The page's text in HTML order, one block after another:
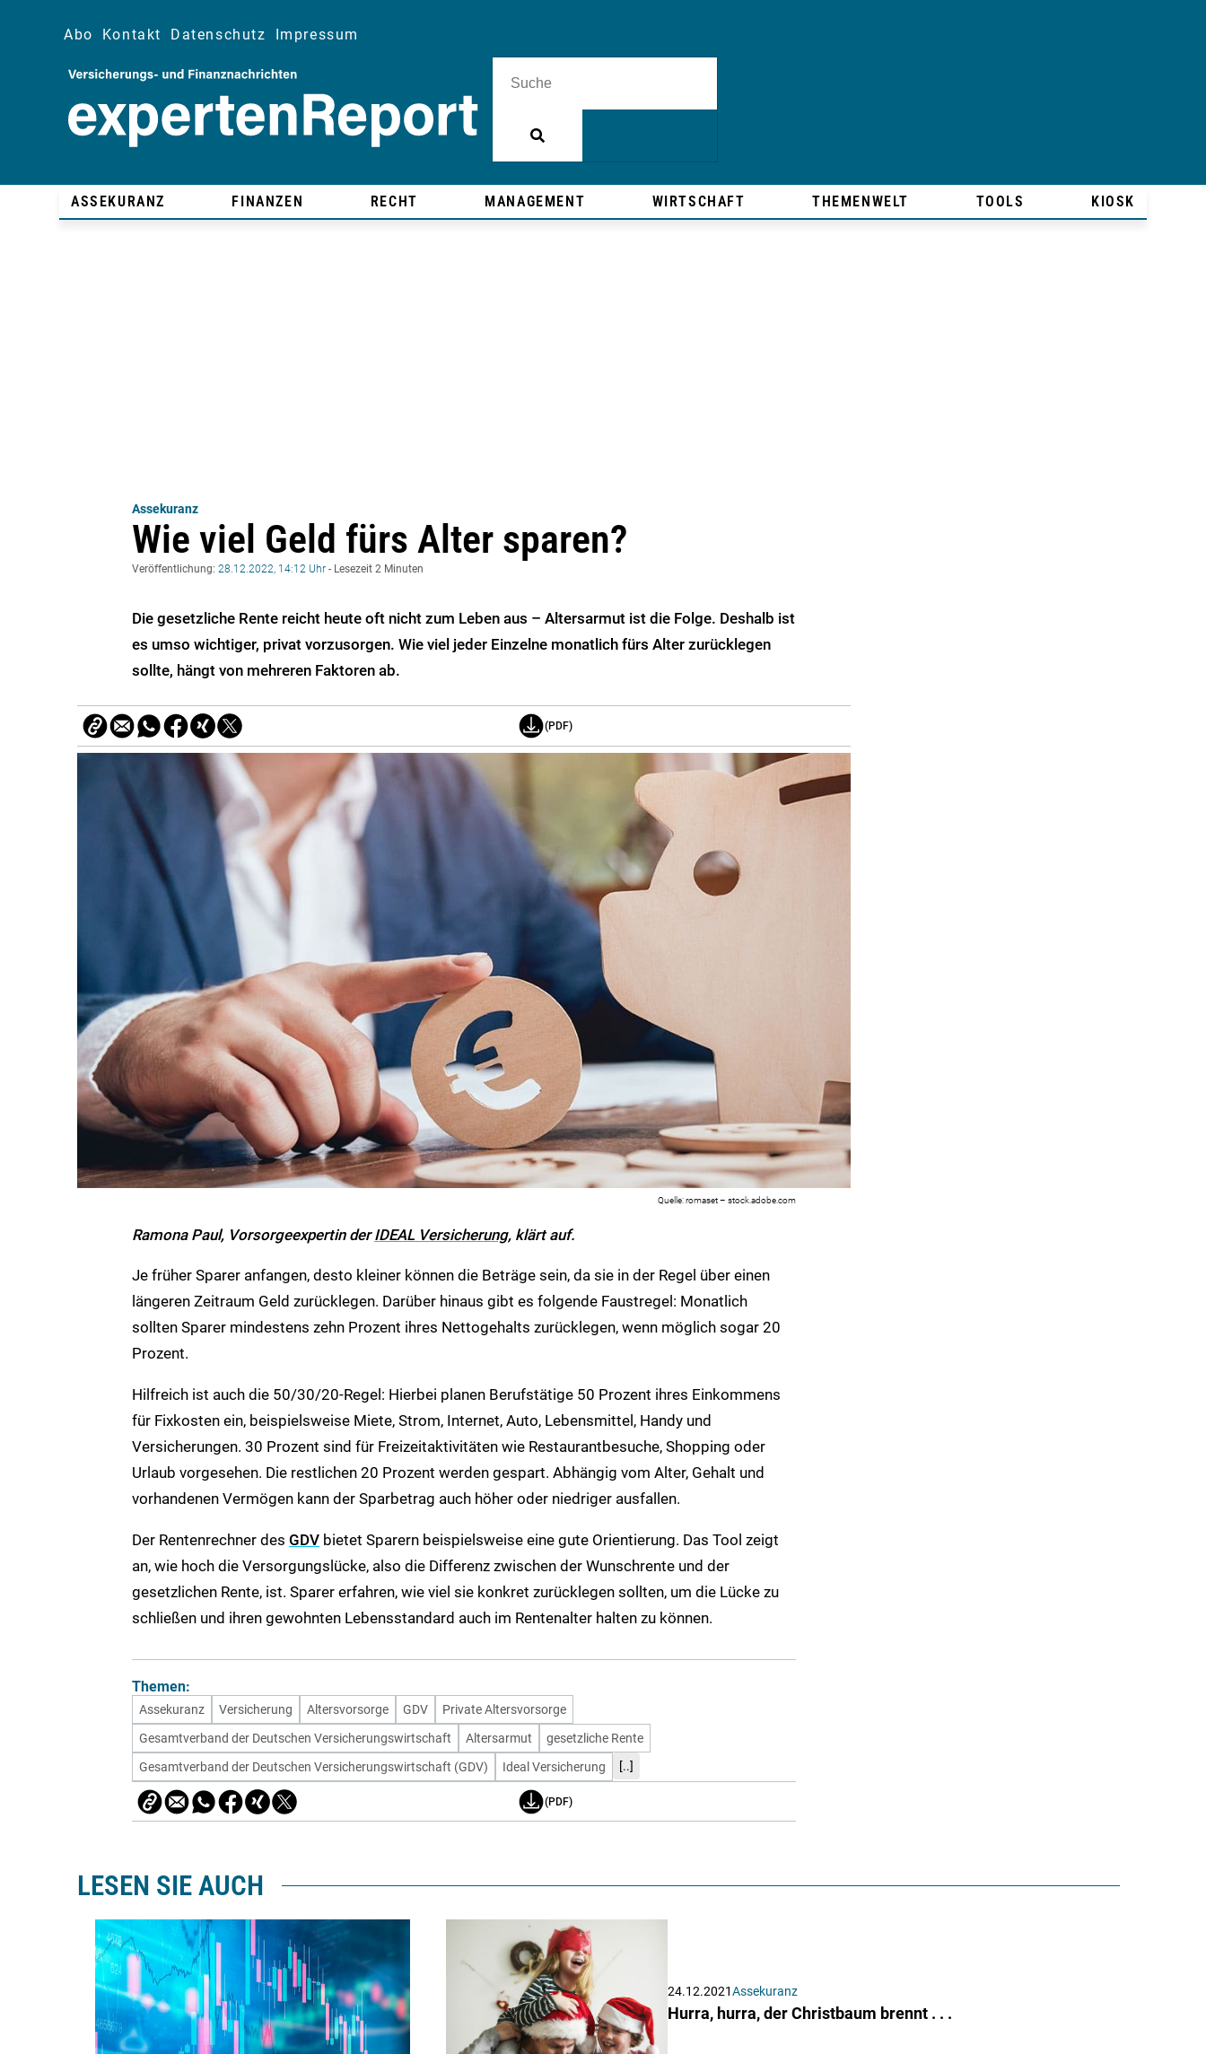
Abo Kontakt Datenschutz Impressum
ASSEKURANZ FINANZEN RECHT MANAGEMENT WIRTSCHAFT THEMENWELT TOOLS KIOSK
Assekuranz
Wie viel Geld fürs Alter sparen?
Veröffentlichung: 28.12.2022, 14:12 Uhr - Lesezeit 2 Minuten
Die gesetzliche Rente reicht heute oft nicht zum Leben aus – Altersarmut ist die Folge. Deshalb ist
es umso wichtiger, privat vorzusorgen. Wie viel jeder Einzelne monatlich fürs Alter zurücklegen
sollte, hängt von mehreren Faktoren ab.
(PDF)
romaset – stock.adobe.com
Ramona Paul, Vorsorgeexpertin derIDEAL Versicherung, klärt auf.
Je früher Sparer anfangen, desto kleiner können die Beträge sein, da sie in der Regel über einen
längeren Zeitraum Geld zurücklegen. Darüber hinaus gibt es folgende Faustregel: Monatlich
sollten Sparer mindestens zehn Prozent ihres Nettogehalts zurücklegen, wenn möglich sogar 20
Prozent.
Hilfreich ist auch die 50/30/20-Regel: Hierbei planen Berufstätige 50 Prozent ihres Einkommens
für Fixkosten ein, beispielsweise Miete, Strom, Internet, Auto, Lebensmittel, Handy und
Versicherungen. 30 Prozent sind für Freizeitaktivitäten wie Restaurantbesuche, Shopping oder
Urlaub vorgesehen. Die restlichen 20 Prozent werden gespart. Abhängig vom Alter, Gehalt und
vorhandenen Vermögen kann der Sparbetrag auch höher oder niedriger ausfallen.
Der Rentenrechner des GDV bietet Sparern beispielsweise eine gute Orientierung. Das Tool zeigt
an, wie hoch die Versorgungslücke, also die Differenz zwischen der Wunschrente und der
gesetzlichen Rente, ist. Sparer erfahren, wie viel sie konkret zurücklegen sollten, um die Lücke zu
schließen und ihren gewohnten Lebensstandard auch im Rentenalter halten zu können.
Themen:
Assekuranz Versicherung Altersvorsorge GDV
Private Altersvorsorge
Gesamtverband der Deutschen Versicherungswirtschaft
Altersarmut
gesetzliche Rente
Gesamtverband der Deutschen Versicherungswirtschaft (GDV)
Ideal Versicherung [..]
(PDF)
LESEN SIE AUCH
24.12.2021Assekuranz
Hurra, hurra, der Christbaum brennt . . .